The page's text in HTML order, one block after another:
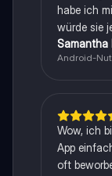
habe ich
würde sie
Samantha
Android-
Wow, ich
App
oft